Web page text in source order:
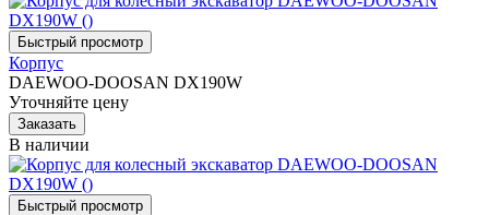
Корпус
DAEWOO-DOOSAN DX190W
Уточняйте цену
В наличии